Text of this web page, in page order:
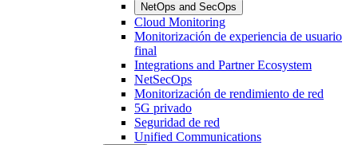
NetOps and SecOps
Cloud Monitoring
Monitorización de experiencia de usuario
final
Integrations and Partner Ecosystem
NetSecOps
Monitorización de rendimiento de red
5G privado
Seguridad de red
Unified Communications